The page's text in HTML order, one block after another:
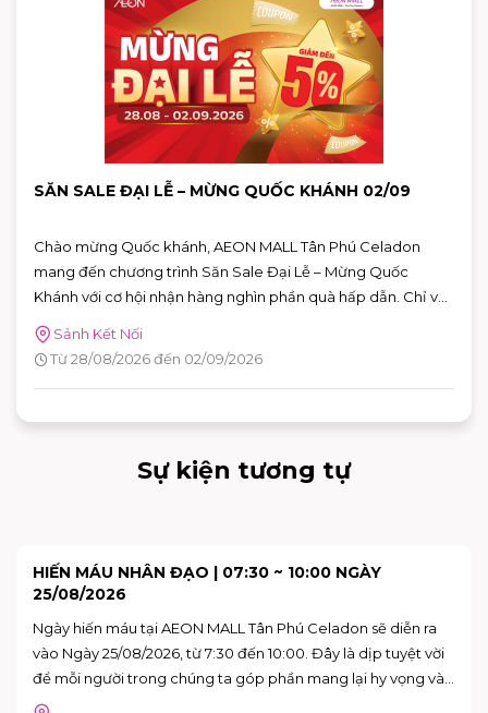
SĂN SALE ĐẠI LỄ – MỪNG QUỐC KHÁNH 02/09
Chào mừng Quốc khánh, AEON MALL Tân Phú Celadon
mang đến chương trình Săn Sale Đại Lễ – Mừng Quốc
Khánh với cơ hội nhận hàng nghìn phần quà hấp dẫn. Chỉ với
hóa đơn từ 2.000.000 VNĐ, khách hàng có thể tham gia
vòng quay may mắn trên ứng dụng AEON MALL Việt Nam
để săn nhiều phần quà giá trị.
Sảnh Kết Nối
Từ 28/08/2026 đến 02/09/2026
Sự kiện tương tự
HIẾN MÁU NHÂN ĐẠO | 07:30 ~ 10:00 NGÀY
25/08/2026
Ngày hiến máu tại AEON MALL Tân Phú Celadon sẽ diễn ra
vào Ngày 25/08/2026, từ 7:30 đến 10:00. Đây là dịp tuyệt vời
để mỗi người trong chúng ta góp phần mang lại hy vọng và
cứu sống những người bệnh đang cần máu trong cuộc sống.